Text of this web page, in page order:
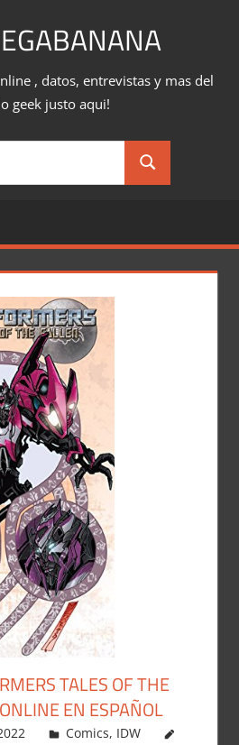
, datos, entrevistas y mas del
geek justo aqui!
Buscar
TALES OF THE
EN ESPAÑOL
Carlitox Banana
Comics, IDW